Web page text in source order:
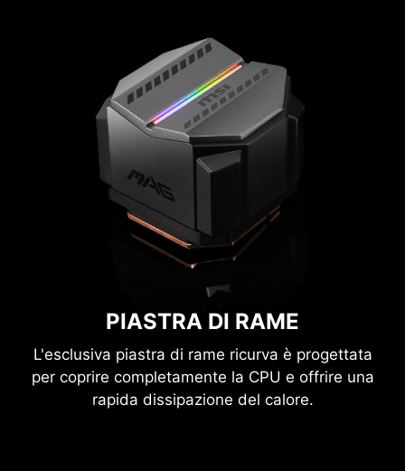
PIASTRA DI RAME
L'esclusiva piastra di rame ricurva è progettata
per coprire completamente la CPU e offrire una
rapida dissipazione del calore.